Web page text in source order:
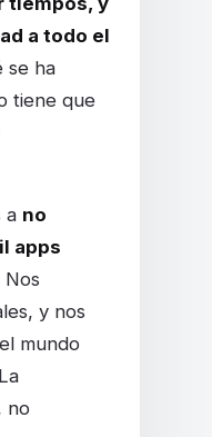
a todo el
se ha
tiene que
a no
apps
Nos
y nos
mundo
no